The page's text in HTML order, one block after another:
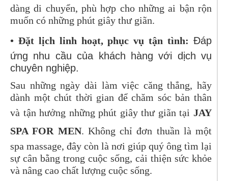
dàng di chuyển, phù hợp cho những ai bận rộn
muốn có những phút giây thư giãn.
• Đặt lịch linh hoạt, phục vụ tận tình: Đáp
ứng nhu cầu của khách hàng với dịch vụ
chuyên nghiệp.
Sau những ngày dài làm việc căng thẳng, hãy
dành một chút thời gian để chăm sóc bản thân
và tận hưởng những phút giây thư giãn tại JAY
SPA FOR MEN. Không chỉ đơn thuần là một
spa massage, đây còn là nơi giúp quý ông tìm lại
sự cân bằng trong cuộc sống, cải thiện sức khỏe
và nâng cao chất lượng cuộc sống.